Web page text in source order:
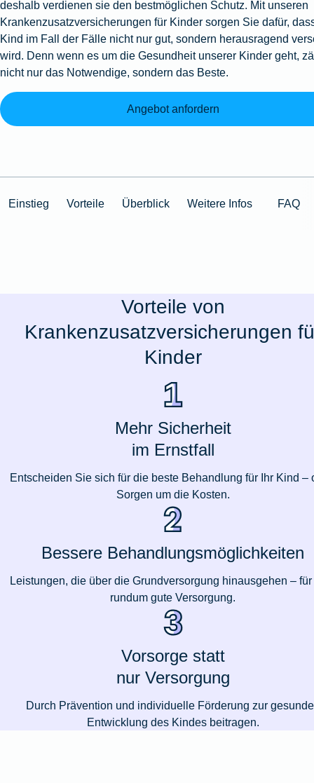
deshalb verdienen sie den bestmöglichen Schutz. Mit unseren
Krankenzusatzversicherungen für Kinder sorgen Sie dafür,
Kind im Fall der Fälle nicht nur gut, sondern herausragend
wird. Denn wenn es um die Gesundheit unserer Kinder geht,
nicht nur das Notwendige, sondern das Beste.
Angebot anfordern
Einstieg Vorteile Überblick Weitere Infos FAQ
Vorteile von
Krankenzusatzversicherungen
Kinder
Mehr Sicherheit
im Ernstfall
Entscheiden Sie sich für die beste Behandlung für Ihr Kind –
Sorgen um die Kosten.
Bessere Behandlungsmöglichkeiten
Leistungen, die über die Grundversorgung hinausgehen –
rundum gute Versorgung.
Vorsorge statt
nur Versorgung
Durch Prävention und individuelle Förderung zur
Entwicklung des Kindes beitragen.